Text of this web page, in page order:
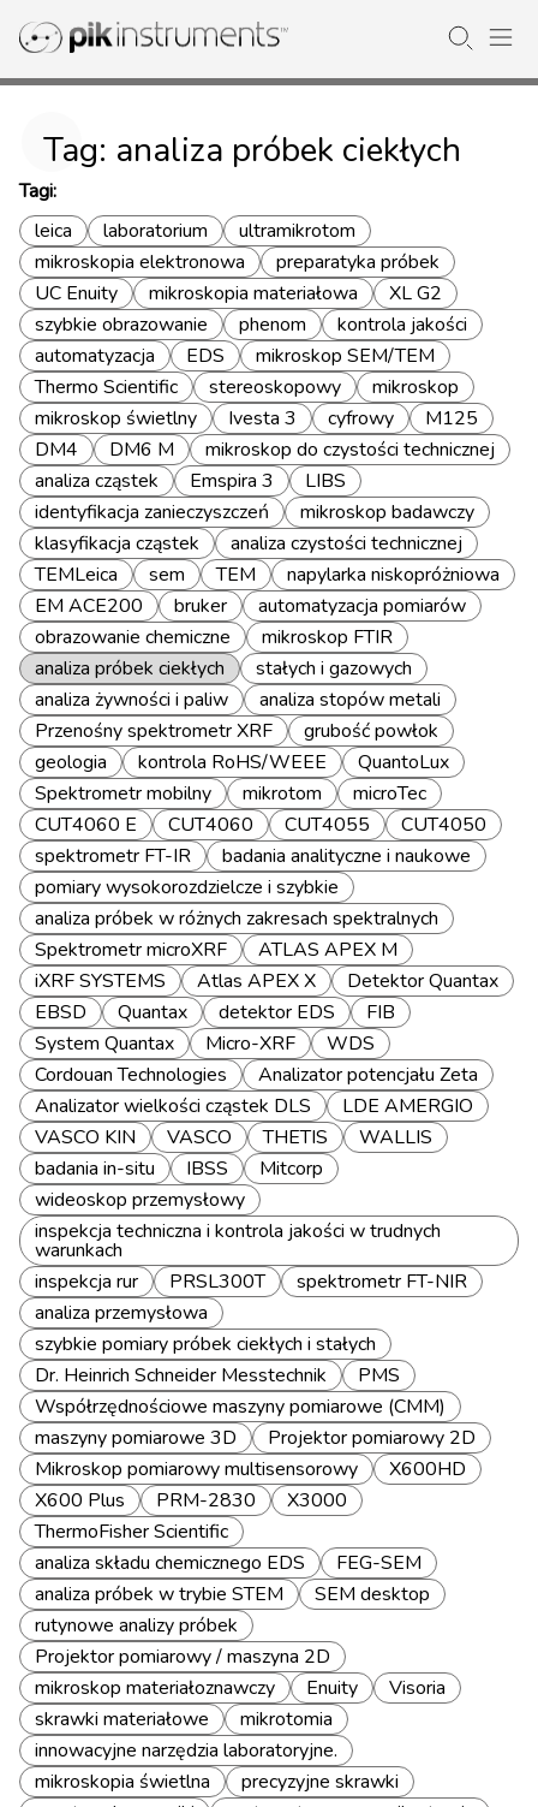
Tag: analiza próbek ciekłych
Tagi:
leica
laboratorium
ultramikrotom
mikroskopia elektronowa
preparatyka próbek
UC Enuity
mikroskopia materiałowa
XL G2
szybkie obrazowanie
phenom
kontrola jakości
automatyzacja
EDS
mikroskop SEM/TEM
Thermo Scientific
stereoskopowy
mikroskop
mikroskop świetlny
Ivesta 3 cyfrowy
M125
DM4
DM6 M
mikroskop do czystości technicznej
analiza cząstek
Emspira 3
LIBS
identyfikacja zanieczyszczeń
mikroskop badawczy
klasyfikacja cząstek
analiza czystości technicznej
TEMLeica
sem TEM
napylarka niskopróżniowa
EM ACE200
bruker
automatyzacja pomiarów
obrazowanie chemiczne
mikroskop FTIR
analiza próbek ciekłych
stałych i gazowych
analiza żywności i paliw
analiza stopów metali
Przenośny spektrometr XRF
grubość powłok
geologia
kontrola RoHS/WEEE
QuantoLux
Spektrometr mobilny
mikrotom
microTec
CUT4060 E
CUT4060 CUT4055
CUT4050
spektrometr FT-IR
badania analityczne i naukowe
pomiary wysokorozdzielcze i szybkie
analiza próbek w różnych zakresach spektralnych
Spektrometr microXRF
ATLAS APEX M
iXRF SYSTEMS
Atlas APEX X
Detektor Quantax
EBSD
Quantax detektor EDS
FIB
System Quantax
Micro-XRF
WDS
Cordouan Technologies
Analizator potencjału Zeta
Analizator wielkości cząstek DLS
LDE AMERGIO
VASCO KIN
VASCO THETIS
WALLIS
badania in-situ
IBSS
Mitcorp
wideoskop przemysłowy
inspekcja techniczna i kontrola jakości w trudnych
warunkach
inspekcja rur
PRSL300T
spektrometr FT-NIR
analiza przemysłowa
szybkie pomiary próbek ciekłych i stałych
Dr. Heinrich Schneider Messtechnik
PMS
Współrzędnościowe maszyny pomiarowe (CMM)
maszyny pomiarowe 3D
Projektor pomiarowy 2D
Mikroskop pomiarowy multisensorowy
X600HD
X600 Plus
PRM-2830
X3000
ThermoFisher Scientific
analiza składu chemicznego EDS
FEG-SEM
analiza próbek w trybie STEM
SEM desktop
rutynowe analizy próbek
Projektor pomiarowy / maszyna 2D
mikroskop materiałoznawczy
Enuity
Visoria
skrawki materiałowe
mikrotomia
innowacyjne narzędzia laboratoryjne.
mikroskopia świetlna
precyzyjne skrawki